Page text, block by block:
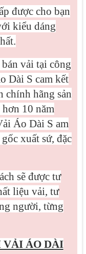
được cho bạn
kiểu dáng
vải tại công
Dài S cam kết
chính hãng sản
10 năm
Áo Dài S am
xuất sứ, đặc
sẽ được tư
liệu vải, tư
người, từng
VẢI ÁO DÀI